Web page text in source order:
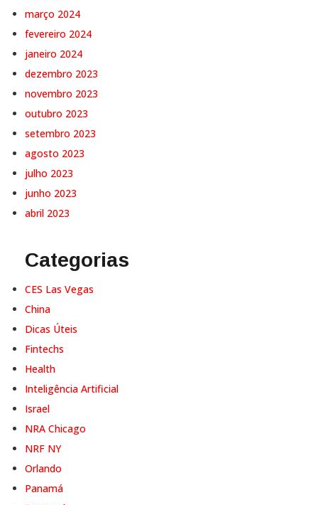
março 2024
fevereiro 2024
janeiro 2024
dezembro 2023
novembro 2023
outubro 2023
setembro 2023
agosto 2023
julho 2023
junho 2023
abril 2023
Categorias
CES Las Vegas
China
Dicas Úteis
Fintechs
Health
Inteligência Artificial
Israel
NRA Chicago
NRF NY
Orlando
Panamá